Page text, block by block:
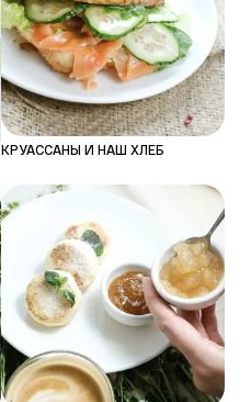
КРУАССАНЫ И НАШ ХЛЕБ